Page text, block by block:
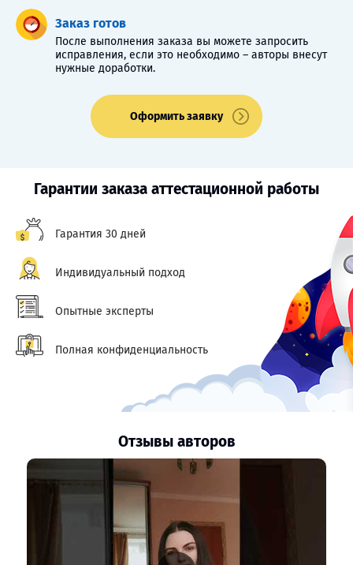
Заказ готов
После выполнения заказа вы можете запросить
исправления, если это необходимо – авторы внесут
нужные доработки.
Оформить заявку
Гарантии заказа аттестационной работы
Гарантия 30 дней
Индивидуальный подход
Опытные эксперты
Полная конфиденциальность
Отзывы авторов